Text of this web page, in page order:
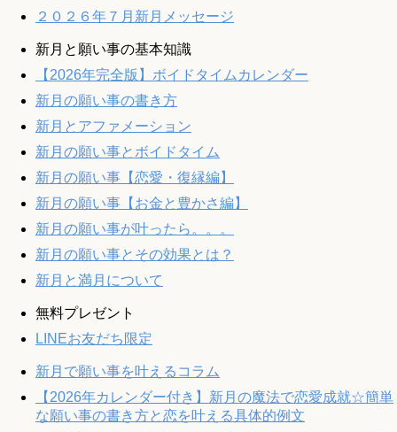
２０２６年７月新月メッセージ
新月と願い事の基本知識
【2026年完全版】ボイドタイムカレンダー
新月の願い事の書き方
新月とアファメーション
新月の願い事とボイドタイム
新月の願い事【恋愛・復縁編】
新月の願い事【お金と豊かさ編】
新月の願い事が叶ったら。。。
新月の願い事とその効果とは？
新月と満月について
無料プレゼント
LINEお友だち限定
新月で願い事を叶えるコラム
【2026年カレンダー付き】新月の魔法で恋愛成就☆簡単
な願い事の書き方と恋を叶える具体的例文